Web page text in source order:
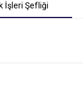
İşleri Şefliği